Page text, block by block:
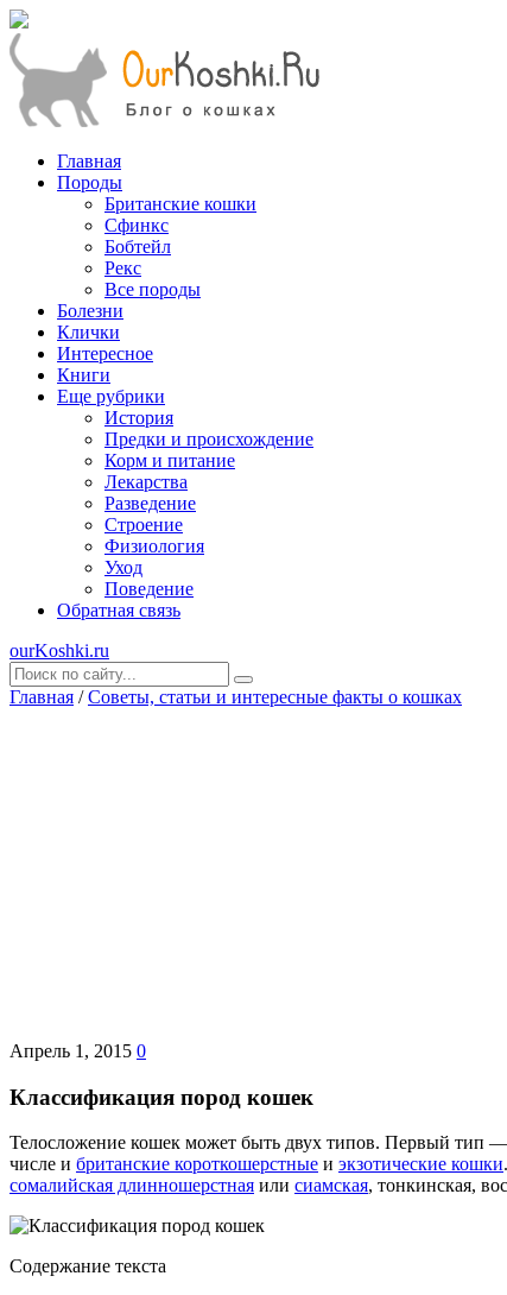
Главная
Породы
Британские кошки
Сфинкс
Бобтейл
Рекс
Все породы
Болезни
Клички
Интересное
Книги
Еще рубрики
История
Предки и происхождение
Корм и питание
Лекарства
Разведение
Строение
Физиология
Уход
Поведение
Обратная связь
ourKoshki.ru
Главная / Советы, статьи и интересные факты о кошках
Апрель 1, 2015 0
Классификация пород кошек
Телосложение кошек может быть двух типов. Первый тип —
числе и британские короткошерстные и экзотические кошки
сомалийская длинношерстная или сиамская, тонкинская,
Содержание текста